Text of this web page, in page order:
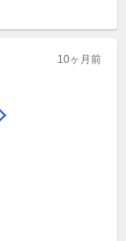
10ヶ月前